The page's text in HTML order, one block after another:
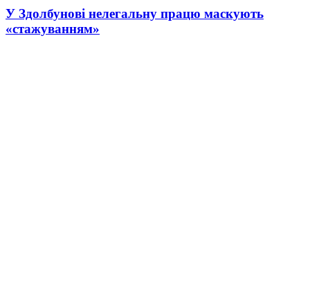
У Здолбунові нелегальну працю маскують
«стажуванням»